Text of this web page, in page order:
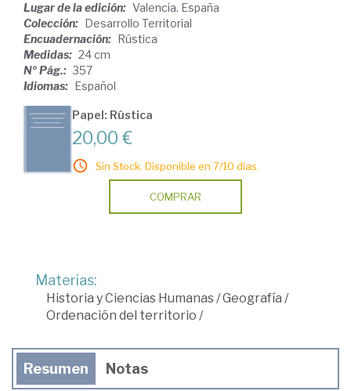
Lugar de la edición: Valencia. España
Colección: Desarrollo Territorial
Encuadernación: Rústica
Medidas: 24 cm
Nº Pág.: 357
Idiomas: Español
Papel: Rústica
20,00 €
Sin Stock. Disponible en 7/10 días.
COMPRAR
Materias:
Historia y Ciencias Humanas/Geografía /
Ordenación del territorio /
Resumen Notas